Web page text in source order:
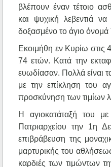
βλέπουν έναν τέτοιο
και ψυχική λεβεντιά
δοξασμένο το άγιο όνομά
Εκοιμήθη εν Κυρίω στις
74 ετών. Κατά την
ευωδίασαν. Πολλά είναι
με την επίκληση του
προσκύνηση των τιμίων
Η αγιοκατάταξή του
Πατριαρχείου την 1η
επιβράβευση της
μαρτυρικής του
καρδιές των τιμώντων